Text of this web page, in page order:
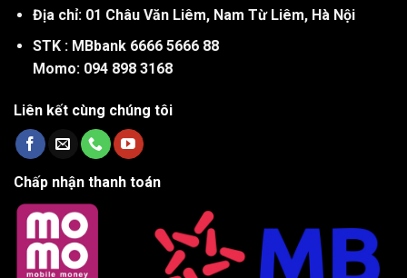
Địa chỉ: 01 Châu Văn Liêm, Nam Từ Liêm, Hà Nội
STK : MBbank 6666 5666 88
Momo: 094 898 3168
Liên kết cùng chúng tôi
Chấp nhận thanh toán